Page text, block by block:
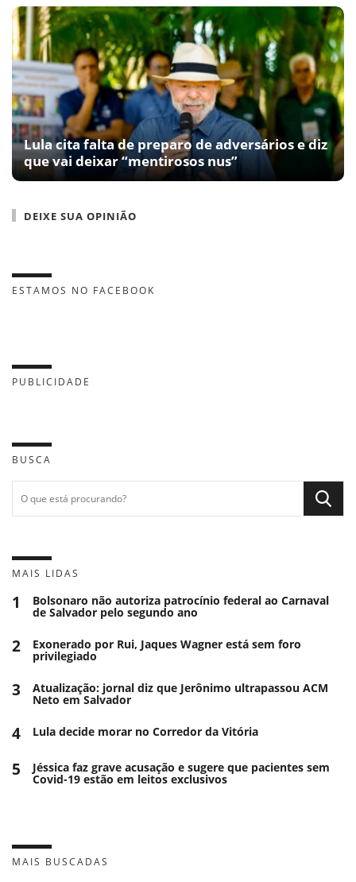
Lula cita falta de preparo de adversários e diz
que vai deixar “mentirosos nus”
DEIXE SUA OPINIÃO
ESTAMOS NO FACEBOOK
PUBLICIDADE
BUSCA
MAIS LIDAS
1 Bolsonaro não autoriza patrocínio federal ao Carnaval
de Salvador pelo segundo ano
2 Exonerado por Rui, Jaques Wagner está sem foro
privilegiado
3 Atualização: jornal diz que Jerônimo ultrapassou ACM
Neto em Salvador
4 Lula decide morar no Corredor da Vitória
5 Jéssica faz grave acusação e sugere que pacientes sem
Covid-19 estão em leitos exclusivos
MAIS BUSCADAS